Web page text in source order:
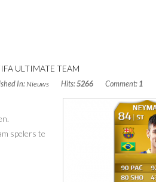
ULTIMATE TEAM
In:Nieuws Hits:5266 Comment: 1
spelers te